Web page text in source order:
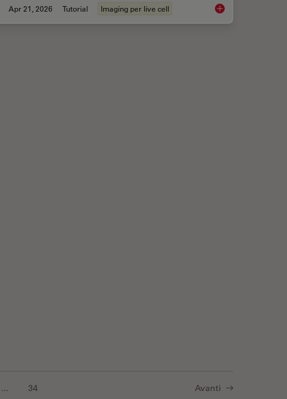
FLIM or as it is usually known FLIM-FRET?
Apr 21, 2026 Tutorial Imaging per live cell Ratiometric Imaging
Protocols for Ultrastructural 3D EM
... 34 Avanti